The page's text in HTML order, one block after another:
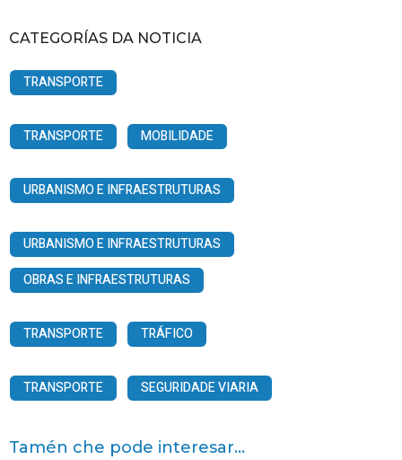
CATEGORÍAS DA NOTICIA
TRANSPORTE
TRANSPORTE MOBILIDADE
URBANISMO E INFRAESTRUTURAS
URBANISMO E INFRAESTRUTURAS
OBRAS E INFRAESTRUTURAS
TRANSPORTE TRÁFICO
TRANSPORTE SEGURIDADE VIARIA
Tamén che pode interesar...